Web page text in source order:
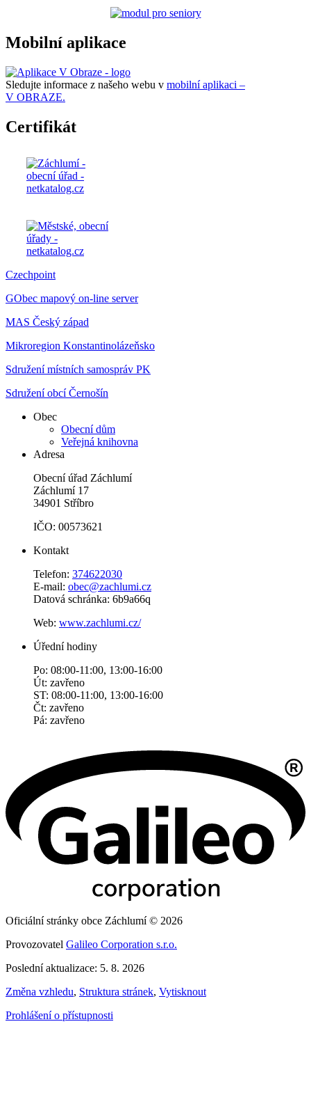
Mobilní aplikace
Sledujte informace z našeho webu v mobilní aplikaci –
V OBRAZE.
Certifikát
Czechpoint
GObec mapový on-line server
MAS Český západ
Mikroregion Konstantinolázeňsko
Sdružení místních samospráv PK
Sdružení obcí Černošín
Obec
Obecní dům
Veřejná knihovna
Adresa
Obecní úřad Záchlumí
Záchlumí 17
34901 Stříbro
IČO: 00573621
Kontakt
Telefon: 374622030
E-mail: obec@zachlumi.cz
Datová schránka: 6b9a66q
Web: www.zachlumi.cz/
Úřední hodiny
Po: 08:00-11:00, 13:00-16:00
Út: zavřeno
ST: 08:00-11:00, 13:00-16:00
Čt: zavřeno
Pá: zavřeno
Oficiální stránky obce Záchlumí © 2026
Provozovatel Galileo Corporation s.r.o.
Poslední aktualizace: 5. 8. 2026
Změna vzhledu, Struktura stránek, Vytisknout
Prohlášení o přístupnosti